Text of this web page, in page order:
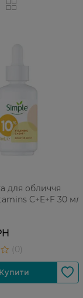
для обличчя
C+E+F 30 мл